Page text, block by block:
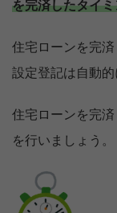
を完済したタイ
住宅ローンを完
設定登記は自動的
住宅ローンを完
を行いましょう。